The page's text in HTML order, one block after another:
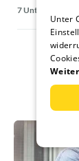
7 Unterkünfte
Unter